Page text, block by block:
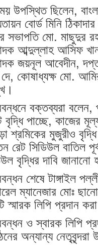
উপস্থিত ছিলেন,
বোর্ড মিনি
সভাপতি মো. মাছুদুর
আব্দুল্লাহ আসিফ
জয়নূল আবেদীন,
দে, কোষাধ্যক্ষ মো.
বক্তব্যরা
বৃদ্ধি পাচ্ছে, কাজের
শ্রমিকের মুজুরীও
রেট সিডিউল বাতিল
বৃদ্ধির দাবি
শেষে টাঙ্গাইল
ম্যানেজার মোঃ
স্মারক লিপি প্রদান
ও স্বারক লিপি
অন্যান্য